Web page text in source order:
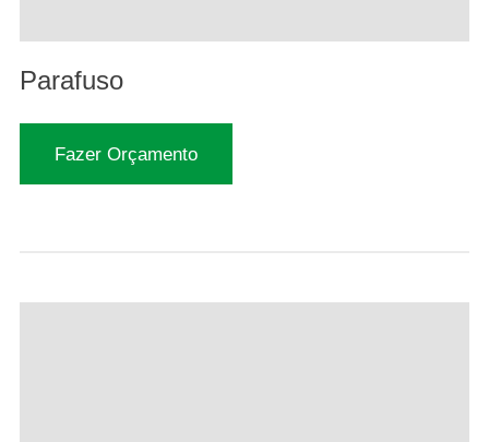
Parafuso
Fazer Orçamento